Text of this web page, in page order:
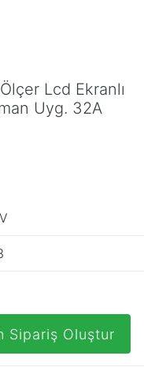
Lcd Ekranlı
Uyg. 32A
Sipariş Oluştur